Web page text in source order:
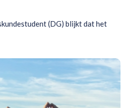
(DG) blijkt dat het